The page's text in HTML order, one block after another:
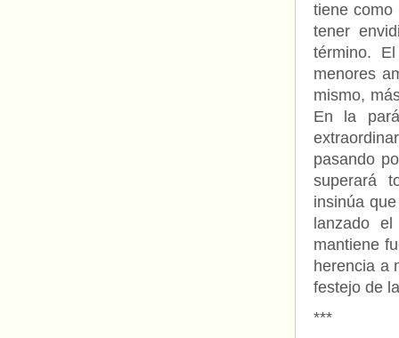
tiene
tener
término.
menores
mismo,
En la
pasando
superará
insinúa
lanzado
mantiene
herencia a
festejo de
***